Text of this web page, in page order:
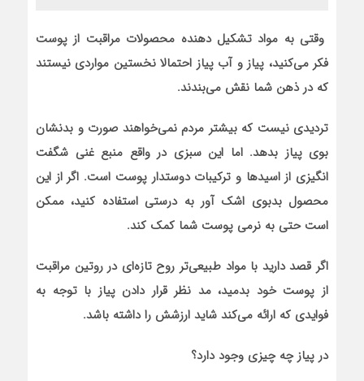
وقتی به مواد تشکیل دهنده محصولات مراقبت از پوست
فکر می‌کنید، پیاز و آب پیاز احتمالا نخستین مواردی نیستند
که در ذهن شما نقش می‌بندند.
تردیدی نیست که بیشتر مردم نمی‌خواهند صورت و بدنشان
بوی پیاز بدهد. اما این سبزی در واقع منبع غنی شگفت
انگیزی از اسید‌ها و ترکیبات دوستدار پوست است. اگر از این
محصول بدبوی اشک آور به درستی استفاده کنید، ممکن
است حتی به نرمی پوست شما کمک کند.
اگر قصد دارید با مواد طبیعی‌تر روح تازه‌ای در روتین مراقبت
از پوست خود بدمید، مد نظر قرار دادن پیاز با توجه به
فوایدی که ارائه می‌کند شاید ارزشش را داشته باشد.
در پیاز چه چیزی وجود دارد؟